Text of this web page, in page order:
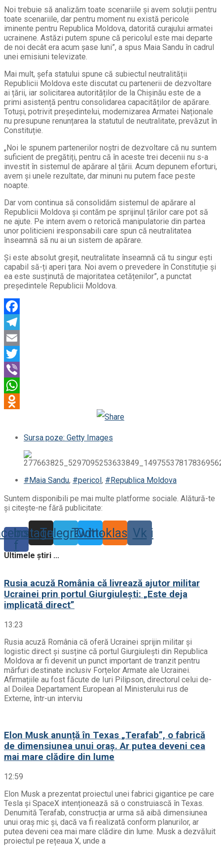
Noi trebuie să analizăm toate scenariile și avem soluții pentru
toate scenariile, dar pentru moment nu există pericole
iminente pentru Republica Moldova, datorită curajului armatei
ucrainene. Astăzi putem spune că pericolul este mai departe
de noi decât era acum șase luni”, a spus Maia Sandu în cadrul
unei emisiuni televizate.
Mai mult, șefa statului spune că subiectul neutralității
Republicii Moldova este discutat cu partenerii de dezvoltare
ai țării, iar solicitarea autorităților de la Chișinău este de a
primi asistență pentru consolidarea capacităților de apărare.
Totuși, potrivit președintelui, modernizarea Armatei Naționale
nu presupune renunțarea la statutul de neutralitate, prevăzut în
Constituție.
„Noi le spunem partenerilor noștri de dezvoltare că nu suntem
suficient de pregătiți, pentru că în aceste trei decenii nu s-a
investit în sistemul de apărare al țării. Acum depunem eforturi,
avem și unele rezultate, dar minuni nu putem face peste
noapte.
Dar vom continua să consolidăm sistemul de apărare al
Republicii Moldova și contăm pe sprijinul țărilor care pot să
ne ajute. Pe intern avem o retorică manipulatorie din partea
unor politicieni iresponsabili care spun că neutralitatea
înseamnă să nu ai un sistem de apărare.
Și este absolut greșit, neutralitate înseamnă că tu singur ești
capabil să-ți aperi țara. Noi avem o prevedere în Constituție și
ea este susținută de majoritatea cetățenilor”, a punctat
președintele Republicii Moldova.
Odnoklassniki
Sursa poze: Getty Images
#Maia Sandu, #pericol, #Republica Moldova
Suntem disponibili pe mai multe platforme sociale. Alătură-te
și citește-ne fără publicitate:
f
Instagram
TelegramTwitter
Odnoklassniki
Vk
Ultimele știri ...
Rusia acuză România că livrează ajutor militar
Ucrainei prin portul Giurgiulești: „Este deja
implicată direct”
13:23
Rusia acuză România că oferă Ucrainei sprijin militar și
logistic direct și susține că portul Giurgiulești din Republica
Moldova ar fi devenit un punct important de tranzit pentru
mărfuri destinate inclusiv Forțelor Armate ale Ucrainei.
Afirmațiile au fost făcute de Iuri Pilipson, directorul celui de-
al Doilea Departament European al Ministerului rus de
Externe, într-un interviu
Elon Musk anunță în Texas „Terafab”, o fabrică
de dimensiunea unui oraș. Ar putea deveni cea
mai mare clădire din lume
12:59
Elon Musk a prezentat proiectul unei fabrici gigantice pe care
Tesla și SpaceX intenționează să o construiască în Texas.
Denumită Terafab, construcția ar urma să aibă dimensiunea
unui oraș mic și, dacă va fi realizată conform planurilor, ar
putea deveni cea mai mare clădire din lume. Musk a dezvăluit
proiectul pe rețeaua X, unde a